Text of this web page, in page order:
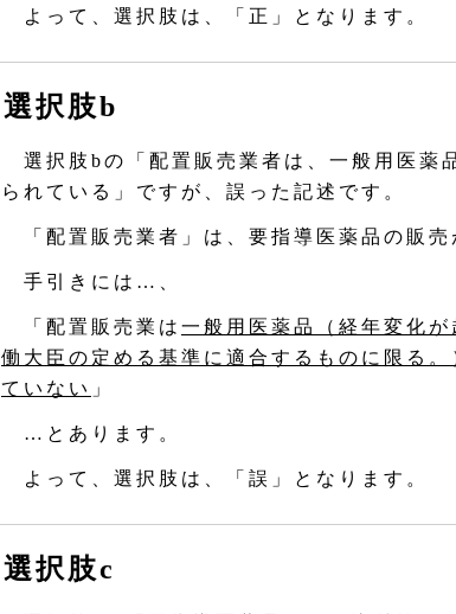
よって、選択肢は、「正」となります。
選択肢b
選択肢bの「配置販売業者は、一般用医薬
られている」ですが、誤った記述です。
「配置販売業者」は、要指導医薬品の販売
手引きには…、
「配置販売業は 一般用医薬品（経年変化
働大臣の定める基準に適合するものに限る
ていない 」
…とあります。
よって、選択肢は、「誤」となります。
選択肢c